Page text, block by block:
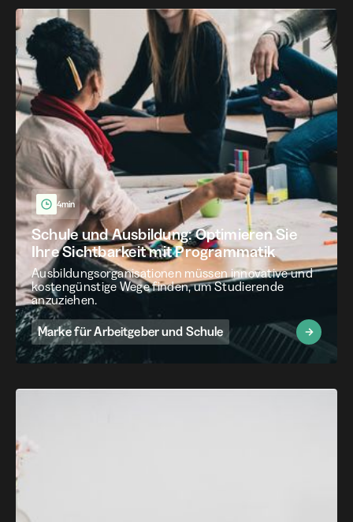
4min
Schule und Ausbildung: Optimieren Sie
Ihre Sichtbarkeit mit Programmatik
Ausbildungsorganisationen müssen innovative und
kostengünstige Wege finden, um Studierende
anzuziehen.
Marke für Arbeitgeber und Schule